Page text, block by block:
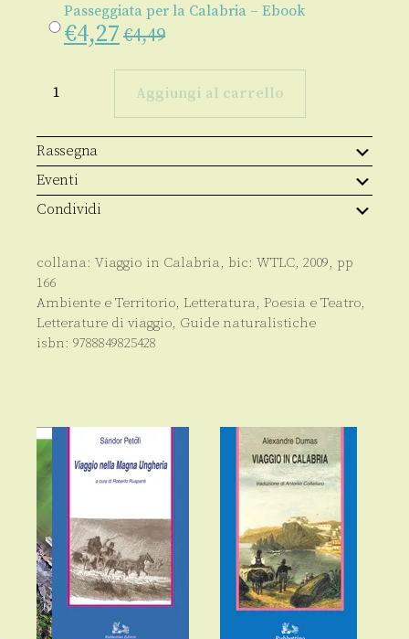
Passeggiata per la Calabria – Ebook
€4,27 €4,49
per
quantità
Aggiungi al carrello
Rassegna
Eventi
Condividi
collana: Viaggio in Calabria, bic: WTLC, 2009, pp
166
Ambiente e Territorio, Letteratura, Poesia e Teatro,
Letterature di viaggio, Guide naturalistiche
isbn: 9788849825428